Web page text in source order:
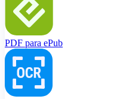
PDF para ePub